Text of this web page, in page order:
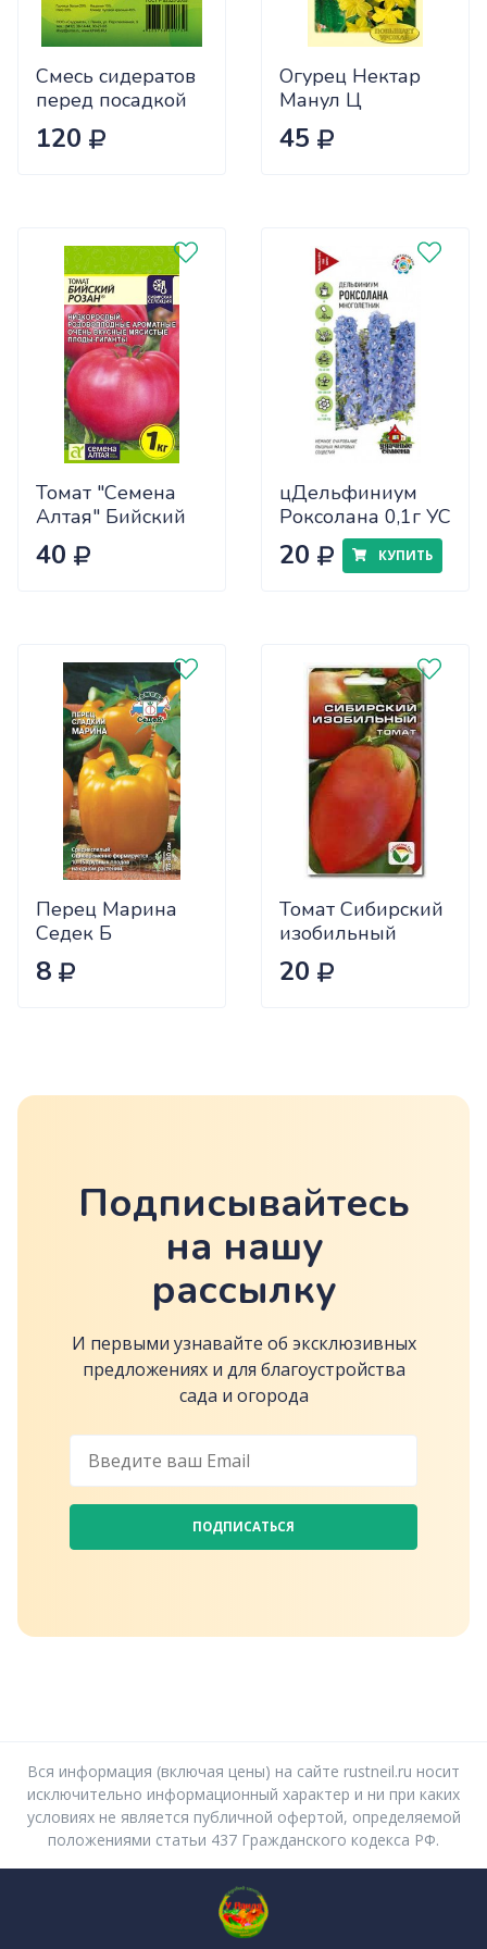
Смесь сидератов
перед посадкой
чеснока 0,5кг
САДОВИТА
120
Огурец Нектар
Манул Ц
45
Томат "Семена
Алтая" Бийский
Розан 0,05
40
цДельфиниум
Роксолана 0,1г УС
20 КУПИТЬ
Перец Марина
Седек Б
8
Томат Сибирский
изобильный
Сиб.сад Ц
20
Подписывайтесь
на нашу
рассылку
И первыми узнавайте об эксклюзивных
предложениях и для благоустройства
сада и огорода
ПОДПИСАТЬСЯ
Вся информация (включая цены) на сайте rustneil.ru носит
исключительно информационный характер и ни при каких
условиях не является публичной офертой, определяемой
положениями статьи 437 Гражданского кодекса РФ.